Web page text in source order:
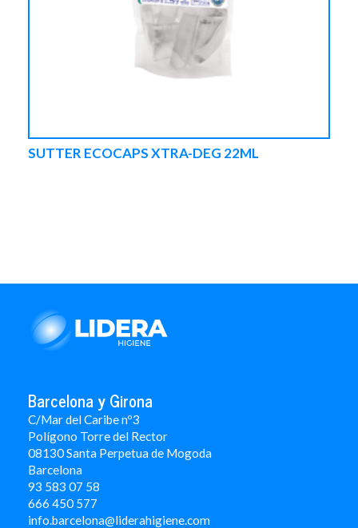
SUTTER ECOCAPS XTRA-DEG 22ML
Barcelona y Girona
C/Mar del Caribe nº3
Polígono Torre del Rector
08130 Santa Perpetua de Mogoda
Barcelona
93 583 07 58
666 450 577
info.barcelona@liderahigiene.com